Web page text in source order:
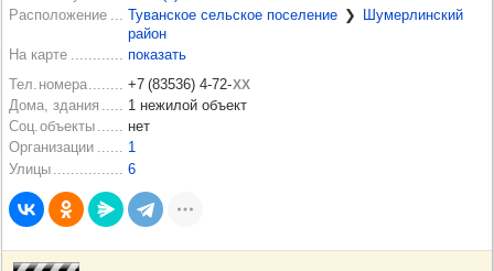
Расположение
Туванское сельское поселение ❯
Шумерлинский
район
На карте
показать
Тел. номера
+7 (83536) 4‑72‑XX
Дома, здания 1 нежилой объект
Соц. объекты
нет
Организации
1
Улицы
6